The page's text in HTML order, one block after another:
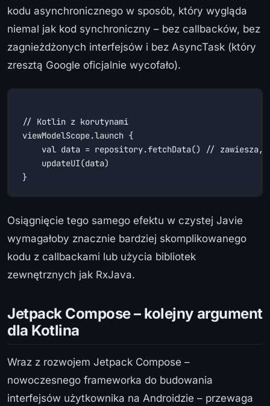
kodu asynchronicznego w sposób, który wygląda
niemal jak kod synchroniczny – bez callbacków, bez
zagnieżdżonych interfejsów i bez AsyncTask (który
zresztą Google oficjalnie wycofało).
// Kotlin z korutynami
viewModelScope.launch {
val data = repository.fetchData() // zawiesza,
    updateUI(data)
Osiągnięcie tego samego efektu w czystej Javie
wymagałoby znacznie bardziej skomplikowanego
kodu z callbackami lub użycia bibliotek
zewnętrznych jak RxJava.
Jetpack Compose – kolejny argument
dla Kotlina
Wraz z rozwojem Jetpack Compose –
nowoczesnego frameworka do budowania
interfejsów użytkownika na Androidzie – przewaga